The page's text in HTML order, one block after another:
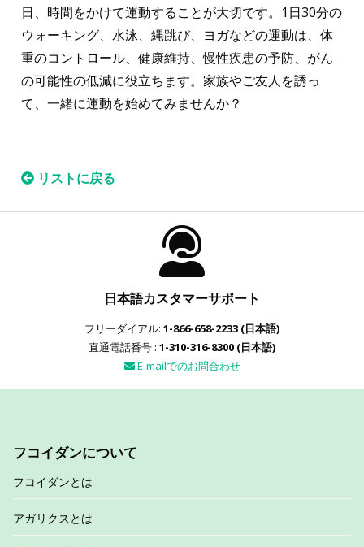
日、時間をかけて運動することが大切です。1日30分の
ウォーキング、水泳、縄跳び、ヨガなどの運動は、体
重のコントロール、健康維持、慢性疾患の予防、がん
の可能性の低減に役立ちます。家族やご友人を誘っ
て、一緒に運動を始めてみませんか？
リストに戻る
日本語カスタマーサポート
フリーダイアル: 1-866-658-2233 (日本語)
直通電話番号 : 1-310-316-8300 (日本語)
E-mailでのお問合わせ
フコイダンについて
フコイダンとは
アガリクスとは